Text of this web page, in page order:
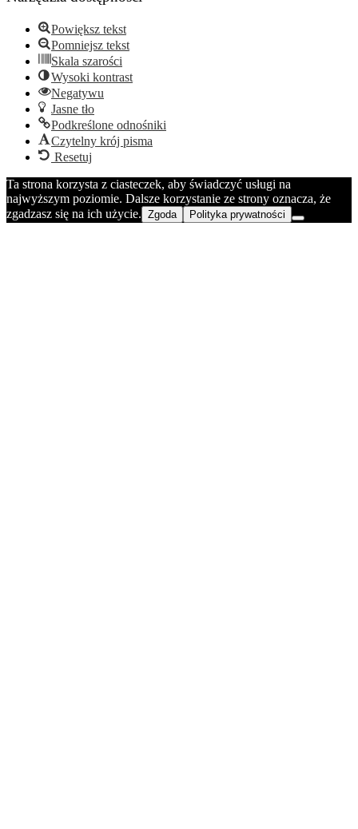
Powiększ tekst
Pomniejsz tekst
Skala szarości
Wysoki kontrast
Negatywu
Jasne tło
Podkreślone odnośniki
Czytelny krój pisma
Resetuj
Ta strona korzysta z ciasteczek, aby świadczyć usługi na
najwyższym poziomie. Dalsze korzystanie ze strony oznacza, że
zgadzasz się na ich użycie. Zgoda Polityka prywatności